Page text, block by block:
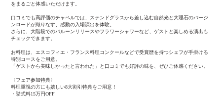
をまるごと体感いただけます。
口コミでも高評価のチャペルでは、ステンドグラスから差し込む自然光と大理石のバージ
ンロードが織りなす、感動の入場演出を体験。
さらに、大階段でのバルーンリリースやフラワーシャワーなど、ゲストと楽しめる演出も
チェックできます。
お料理は、エスコフィエ・フランス料理コンクールなどで受賞歴を持つシェフが手掛ける
特別コースをご用意。
「ゲストから美味しかったと言われた」と口コミでも好評の味を、ぜひご体感ください。
〈フェア参加特典〉
料理重視の方にも嬉しい8大割引特典をご用意！
・挙式料15万円OFF